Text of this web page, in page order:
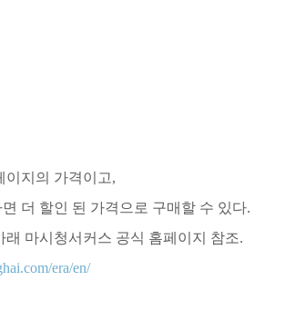
이지의 가격이고,
더 할인 된 가격으로 구매할 수 있다.
래 마시청서커스 공식 홈페이지 참조.
era/en/